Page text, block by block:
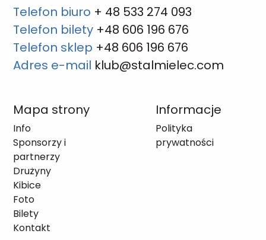
Telefon biuro + 48 533 274 093
Telefon bilety +48 606 196 676
Telefon sklep +48 606 196 676
Adres e-mail klub@stalmielec.com
Mapa strony
Info
Sponsorzy i
partnerzy
Drużyny
Kibice
Foto
Bilety
Kontakt
Informacje
Polityka
prywatności